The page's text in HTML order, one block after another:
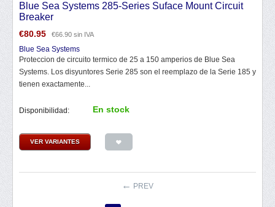
Blue Sea Systems 285-Series Suface Mount Circuit
Breaker
€80.95 €66.90 sin IVA
Blue Sea Systems
Proteccion de circuito termico de 25 a 150 amperios de Blue Sea
Systems. Los disyuntores Serie 285 son el reemplazo de la Serie 185 y
tienen exactamente...
Disponibilidad: En stock
VER VARIANTES
PREV